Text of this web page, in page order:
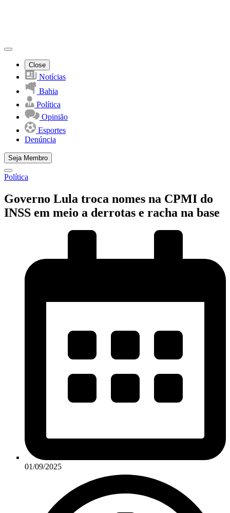
Close
Notícias
Bahia
Política
Opinião
Esportes
Denúncia
Seja Membro
Política
Governo Lula troca nomes na CPMI do
INSS em meio a derrotas e racha na base
01/09/2025